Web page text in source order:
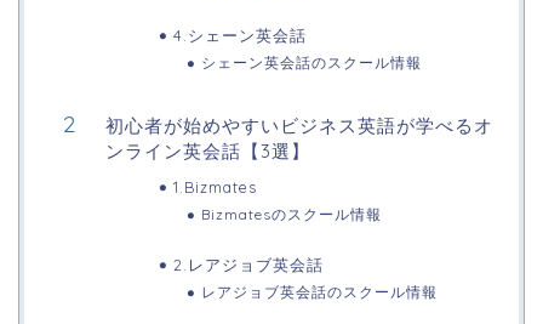
4.シェーン英会話
シェーン英会話のスクール情報
初心者が始めやすいビジネス英語が学べるオ
ンライン英会話【3選】
1.Bizmates
Bizmatesのスクール情報
2.レアジョブ英会話
レアジョブ英会話のスクール情報